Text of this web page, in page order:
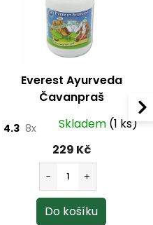
Everest Ayurveda
Čavanpraš
(Chyawanprash) -
Ájurvédský bylinný
elixír 300 g
4.3 8x Skladem (1 ks)
229 Kč